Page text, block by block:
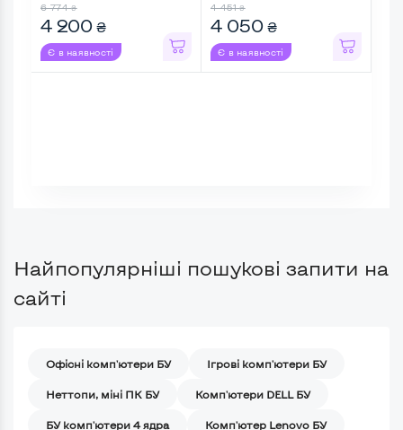
6 774 ₴
4 200 ₴
Є в наявності
4 451 ₴
4 050 ₴
Є в наявності
Найпопулярніші пошукові запити на
сайті
Офісні комп'ютери БУ Ігрові комп'ютери БУ
Неттопи, міні ПК БУ Комп'ютери DELL БУ
БУ комп'ютери 4 ядра Комп'ютер Lenovo БУ